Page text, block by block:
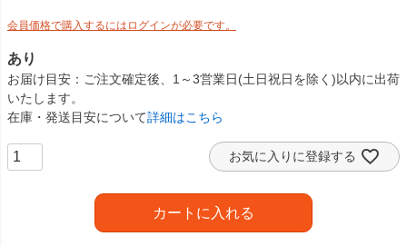
会員価格で購入するにはログインが必要です。
あり
お届け目安
ご注文確定後、1～3営業日(土日祝日を除く)以内に出荷
いたします。
在庫・発送目安について詳細はこちら
お気に入りに登録する
カートに入れる